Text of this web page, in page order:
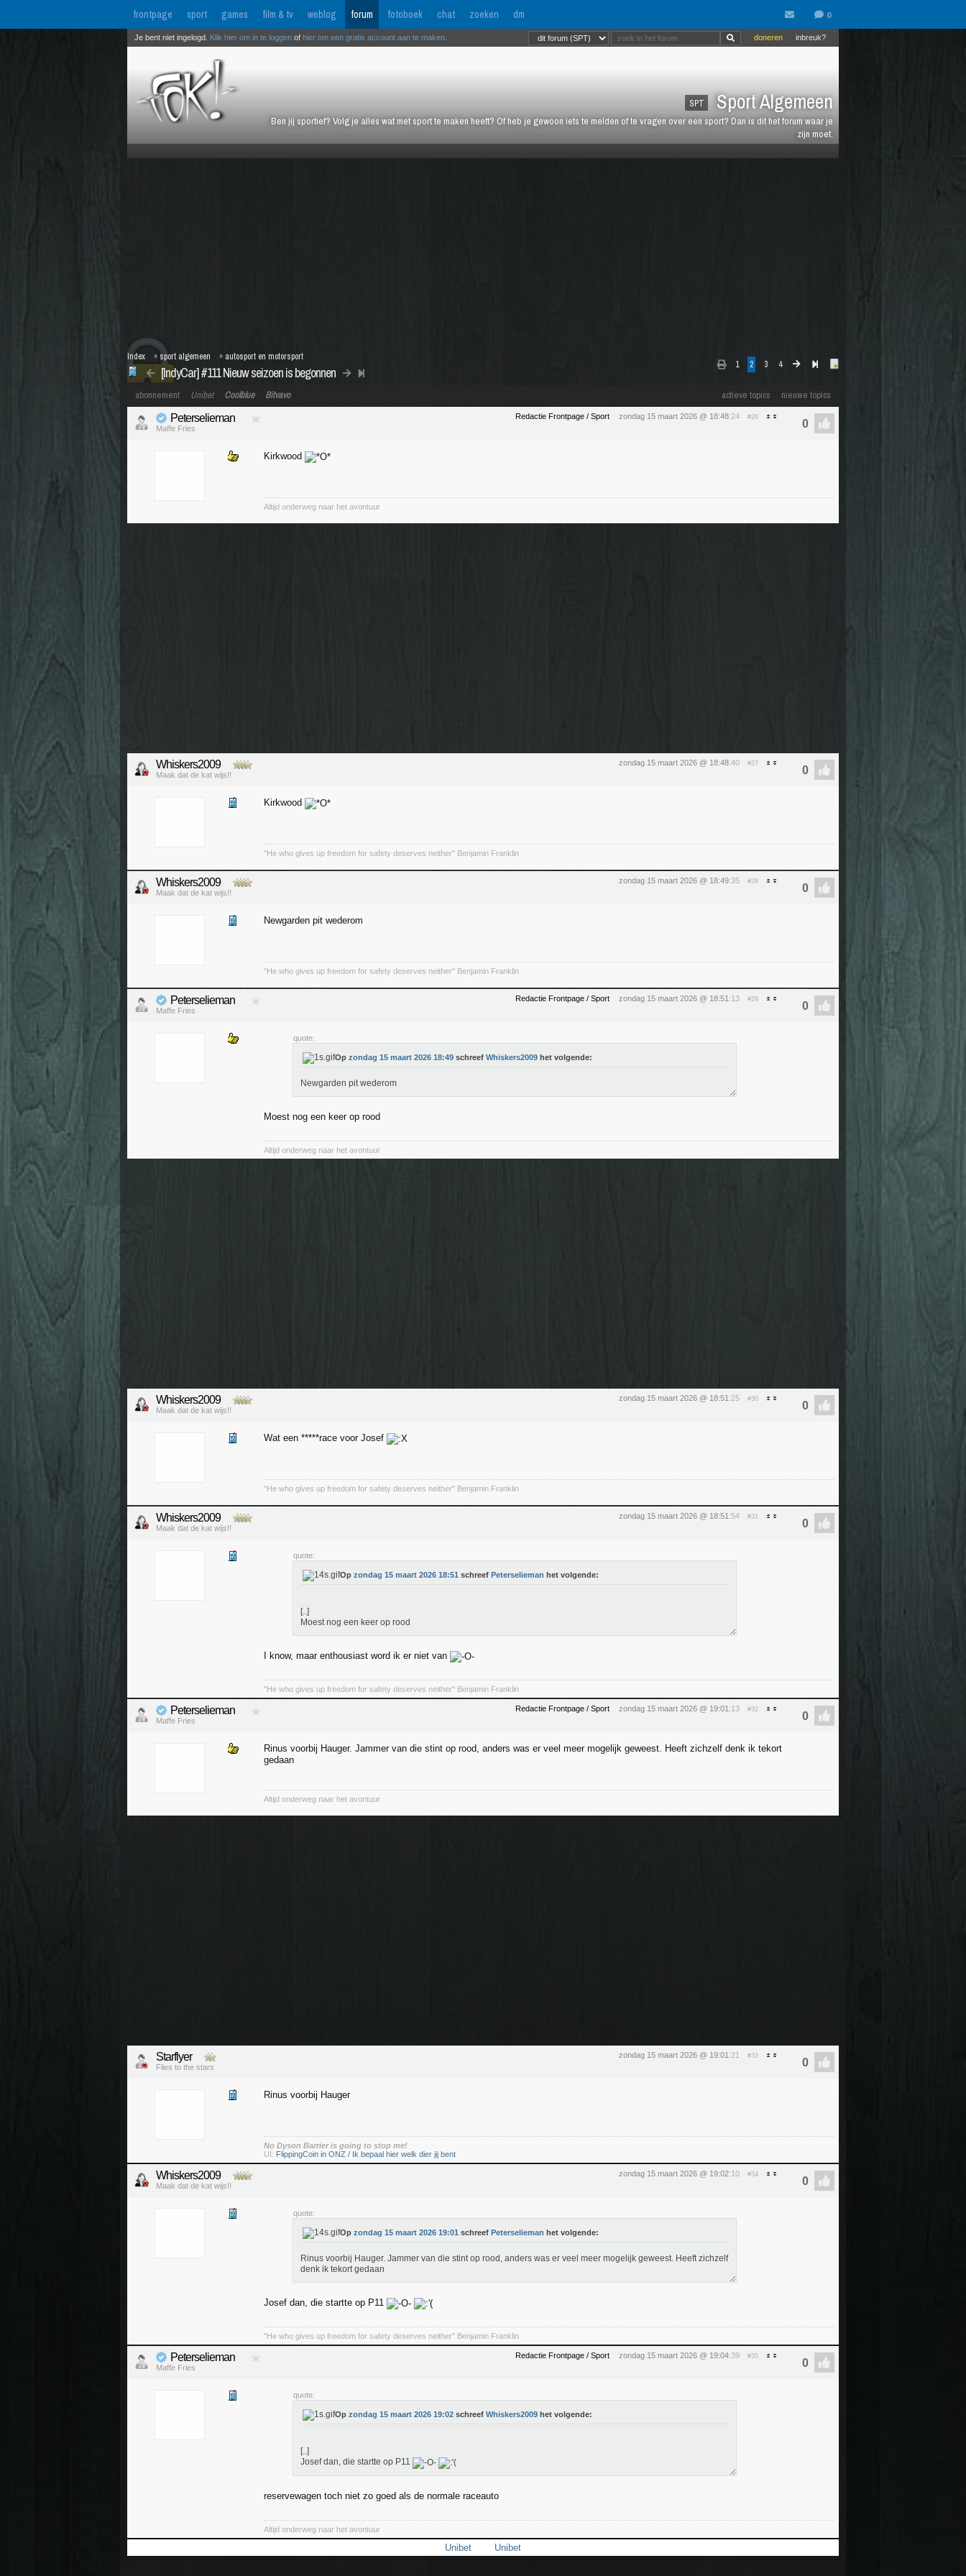
frontpage sport games film & tv weblog forum fotoboek chat zoeken dm
SPT Sport Algemeen
Ben jij sportief? Volg je alles wat met sport te maken heeft? Of heb je gewoon iets te melden of te vragen over een sport? Dan is dit het forum waar je
zijn moet.
inbreuk?
doneren
Je bent niet ingelogd. Klik hier om in te loggen of hier om een gratis account aan te maken
1 2 3 4
[IndyCar] #111 Nieuw seizoen is begonnen
Index » sport algemeen » autosport en motorsport
actieve topics nieuwe topics
abonnement Unibet Coolblue Bitvavo
Redactie Frontpage / Sport zondag 15 maart 2026 @ 18:48:24 #26
Peterselieman
Maffe Fries
Kirkwood
Altijd onderweg naar het avontuur
zondag 15 maart 2026 @ 18:48:40 #27
Whiskers2009
Maak dat de kat wijs!!
Kirkwood
"He who gives up freedom for safety deserves neither" Benjamin Franklin
zondag 15 maart 2026 @ 18:49:35 #28
Whiskers2009
Maak dat de kat wijs!!
Newgarden pit wederom
"He who gives up freedom for safety deserves neither" Benjamin Franklin
Redactie Frontpage / Sport zondag 15 maart 2026 @ 18:51 :13 #29
Peterselieman
Maffe Fries
quote:
Op zondag 15 maart 2026 18:49 schreef Whiskers2009 het volgende:
Newgarden pit wederom
Moest nog een keer op rood
Altijd onderweg naar het avontuur
zondag 15 maart 2026 @ 18:51 :25 #30
Whiskers2009
Maak dat de kat wijs!!
Wat een *****race voor Josef
"He who gives up freedom for safety deserves neither" Benjamin Franklin
zondag 15 maart 2026 @ 18:51 :54 #31
Whiskers2009
Maak dat de kat wijs!!
quote:
Op zondag 15 maart 2026 18:51 schreef Peterselieman het volgende:
[..]
Moest nog een keer op rood
I know, maar enthousiast word ik er niet van
"He who gives up freedom for safety deserves neither" Benjamin Franklin
Redactie Frontpage / Sport zondag 15 maart 2026 @ 19:01 :13 #32
Peterselieman
Maffe Fries
Rinus voorbij Hauger. Jammer van die stint op rood, anders was er veel meer mogelijk geweest. Heeft zichzelf denk ik tekort
gedaan
Altijd onderweg naar het avontuur
zondag 15 maart 2026 @ 19:01 :21 #33
Starflyer
Flies to the stars
Rinus voorbij Hauger
No Dyson Barrier is going to stop me!
UI: FlippingCoin in ONZ / Ik bepaal hier welk dier jij bent
zondag 15 maart 2026 @ 19:02:10 #34
Whiskers2009
Maak dat de kat wijs!!
quote:
Op zondag 15 maart 2026 19:01 schreef Peterselieman het volgende:
Rinus voorbij Hauger. Jammer van die stint op rood, anders was er veel meer mogelijk geweest. Heeft zichzelf
denk ik tekort gedaan
Josef dan, die startte op P11
"He who gives up freedom for safety deserves neither" Benjamin Franklin
Redactie Frontpage / Sport zondag 15 maart 2026 @ 19:04:39 #35
Peterselieman
Maffe Fries
quote:
Op zondag 15 maart 2026 19:02 schreef Whiskers2009 het volgende:
[..]
Josef dan, die startte op P11
reservewagen toch niet zo goed als de normale raceauto
Altijd onderweg naar het avontuur
Unibet Unibet